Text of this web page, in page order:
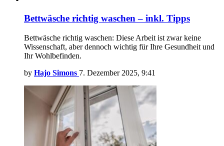
Bettwäsche richtig waschen – inkl. Tipps
Bettwäsche richtig waschen: Diese Arbeit ist zwar keine
Wissenschaft, aber dennoch wichtig für Ihre Gesundheit und
Ihr Wohlbefinden.
by Hajo Simons 7. Dezember 2025, 9:41